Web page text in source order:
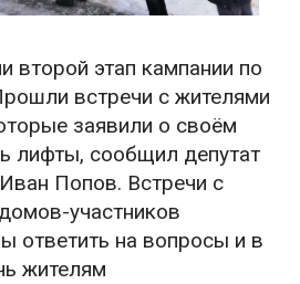
второй этап кампании по
встречи с жителями
заявили о своём
лифты, сообщил депутат
Попов. Встречи с
участников
ответить на вопросы и в
жителям